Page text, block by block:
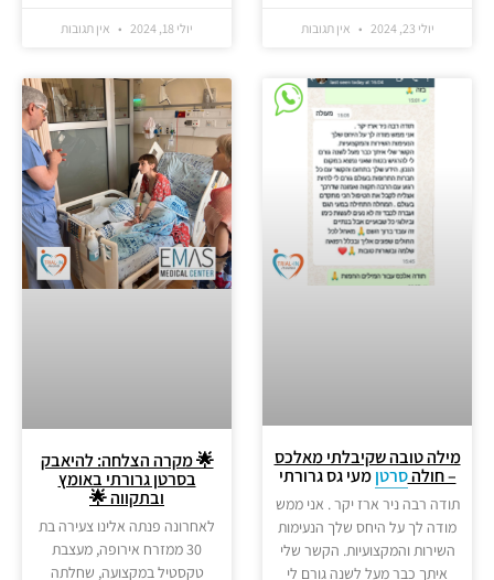
יולי 23, 2024 אין תגובות יולי 18, 2024 אין תגובות
מילה טובה שקיבלתי מאלכס
– חולהסרטןמעי גס גרורתי
תודה רבה ניר ארז יקר . אני ממש
מודה לך על היחס שלך הנעימות
השירות והמקצועיות. הקשר שלי
איתך כבר מעל לשנה גורם לי
🌟 מקרה הצלחה: להיאבק
בסרטן גרורתי באומץ
ובתקווה 🌟
לאחרונה פנתה אלינו צעירה בת
30 ממזרח אירופה, מעצבת
טקסטיל במקצועה, שחלתה